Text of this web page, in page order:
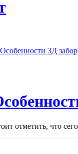
отметить, что